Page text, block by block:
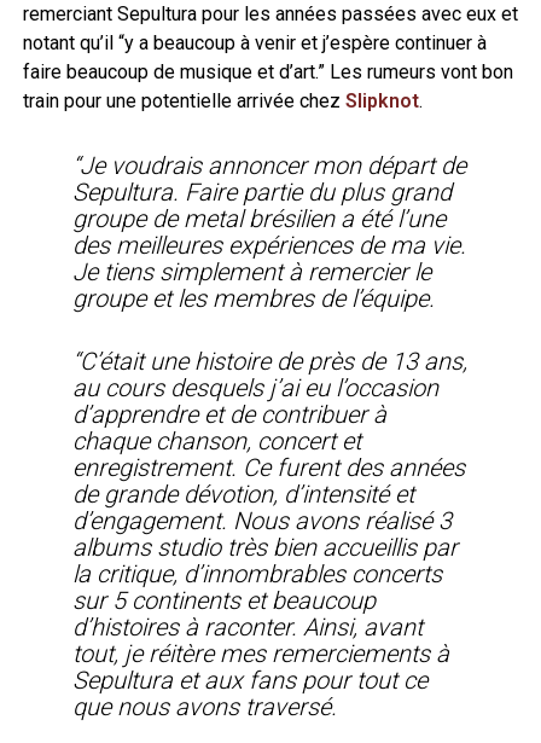
remerciant Sepultura pour les années passées avec eux et
notant qu’il “y a beaucoup à venir et j’espère continuer à
faire beaucoup de musique et d’art.” Les rumeurs vont bon
train pour une potentielle arrivée chez Slipknot.
“Je voudrais annoncer mon départ de
Sepultura. Faire partie du plus grand
groupe de metal brésilien a été l’une
des meilleures expériences de ma vie.
Je tiens simplement à remercier le
groupe et les membres de l’équipe.
“C’était une histoire de près de 13 ans,
au cours desquels j’ai eu l’occasion
d’apprendre et de contribuer à
chaque chanson, concert et
enregistrement. Ce furent des années
de grande dévotion, d’intensité et
d’engagement. Nous avons réalisé 3
albums studio très bien accueillis par
la critique, d’innombrables concerts
sur 5 continents et beaucoup
d’histoires à raconter. Ainsi, avant
tout, je réitère mes remerciements à
Sepultura et aux fans pour tout ce
que nous avons traversé.